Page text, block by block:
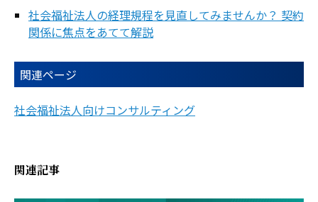
社会福祉法人の経理規程を見直してみませんか？ 契約
関係に焦点をあてて解説
関連ページ
社会福祉法人向けコンサルティング
関連記事